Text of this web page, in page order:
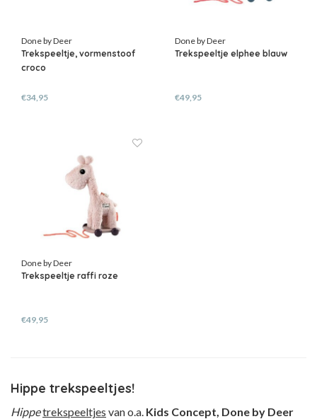
Done by Deer
Trekspeeltje, vormenstoof
croco
€34,95
Done by Deer
Trekspeeltje elphee blauw
€49,95
Done by Deer
Trekspeeltje raffi roze
€49,95
Hippe trekspeeltjes!
Hippetrekspeeltjes van o.a. Kids Concept, Done by Deer